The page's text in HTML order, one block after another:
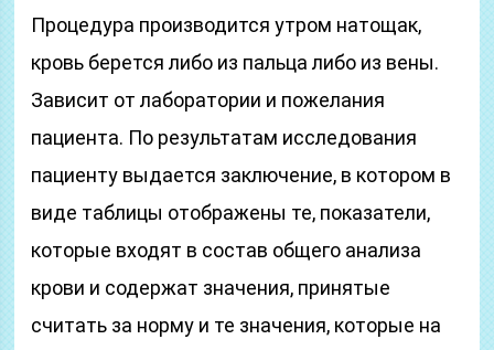
Процедура производится утром натощак,
кровь берется либо из пальца либо из вены.
Зависит от лаборатории и пожелания
пациента. По результатам исследования
пациенту выдается заключение, в котором в
виде таблицы отображены те, показатели,
которые входят в состав общего анализа
крови и содержат значения, принятые
считать за норму и те значения, которые на